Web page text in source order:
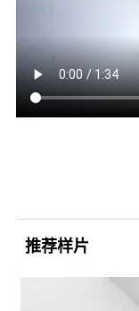
推荐样片